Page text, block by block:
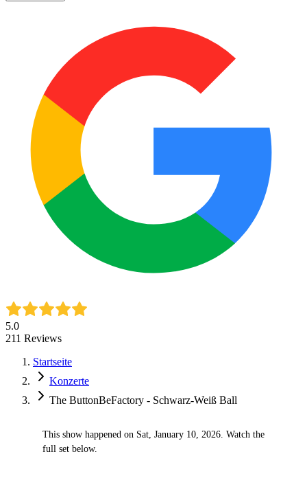
5.0
211 Reviews
Startseite
Konzerte
The ButtonBeFactory - Schwarz-Weiß Ball
This show happened on Sat, January 10, 2026. Watch the
full set below.